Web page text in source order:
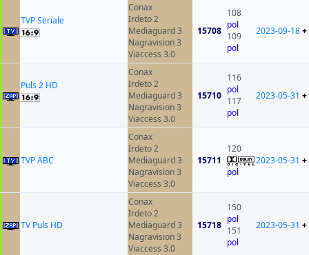
TVP Seriale
Conax
Irdeto 2
Mediaguard 3
Nagravision 3
Viaccess 3.0
15708
108
pol
109
pol
2023-09-18+
Puls 2 HD
Conax
Irdeto 2
Mediaguard 3
Nagravision 3
Viaccess 3.0
15710
116
pol
117
pol
2023-05-31 +
TVP ABC
Conax
Irdeto 2
Mediaguard 3
Nagravision 3
Viaccess 3.0
15711
120
pol
2023-05-31 +
TV Puls HD
Conax
Irdeto 2
Mediaguard 3
Nagravision 3
Viaccess 3.0
15718
150
pol
151
pol
2023-05-31 +